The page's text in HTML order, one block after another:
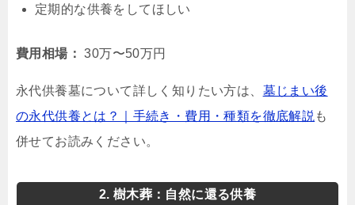
定期的な供養をしてほしい
費用相場： 30万〜50万円
永代供養墓について詳しく知りたい方は、 墓じまい後
の永代供養とは？｜手続き・費用・種類を徹底解説 も
併せてお読みください。
2. 樹木葬：自然に還る供養